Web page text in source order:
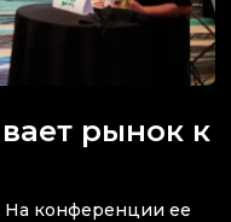
рынок к
На конференции ее